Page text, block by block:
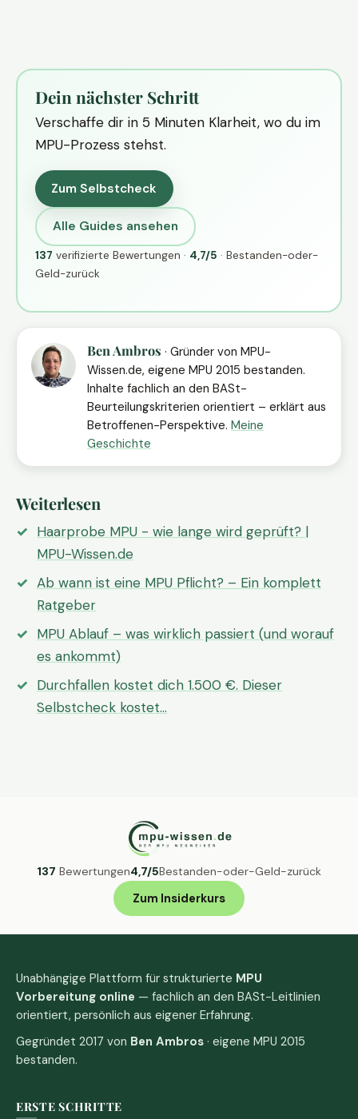
Dein nächster Schritt
Verschaffe dir in 5 Minuten Klarheit, wo du im
MPU-Prozess stehst.
Zum Selbstcheck
Alle Guides ansehen
137 verifizierte Bewertungen · 4,7/5 · Bestanden-oder-
Geld-zurück
Ben Ambros · Gründer von MPU-
Wissen.de, eigene MPU 2015 bestanden.
Inhalte fachlich an den BASt-
Beurteilungskriterien orientiert – erklärt aus
Betroffenen-Perspektive. Meine
Geschichte
Weiterlesen
Haarprobe MPU - wie lange wird geprüft? |
MPU-Wissen.de
Ab wann ist eine MPU Pflicht? – Ein komplett
Ratgeber
MPU Ablauf – was wirklich passiert (und worauf
es ankommt)
Durchfallen kostet dich 1.500 €. Dieser
Selbstcheck kostet…
137 Bewertungen4,7/5Bestanden-oder-Geld-zurück
Zum Insiderkurs
Unabhängige Plattform für strukturierte MPU
Vorbereitung online — fachlich an den BASt-Leitlinien
orientiert, persönlich aus eigener Erfahrung.
Gegründet 2017 von Ben Ambros · eigene MPU 2015
bestanden.
ERSTE SCHRITTE